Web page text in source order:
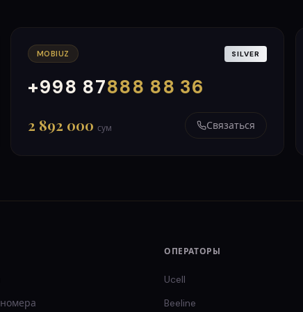
MOBIUZ SILVER
+998 87888 88 36
000
999
2 892 000 сум Связаться
номера
ОПЕРАТОРЫ
Ucell
Beeline